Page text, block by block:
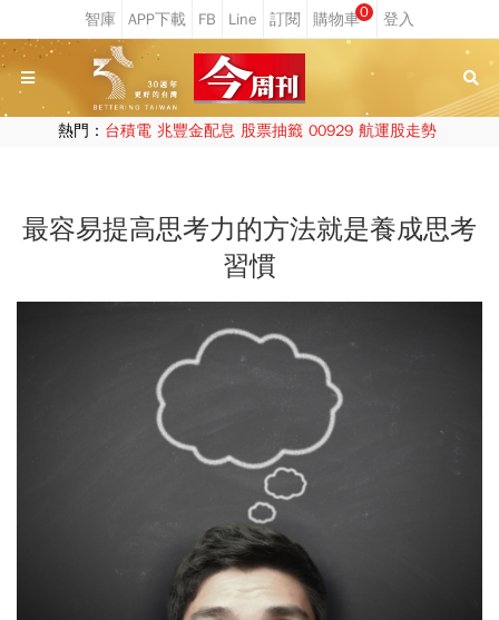
0
熱門： 台積電 兆豐金配息 股票抽籤 00929 航運股走勢
最容易提高思考力的方法就是養成思考
習慣